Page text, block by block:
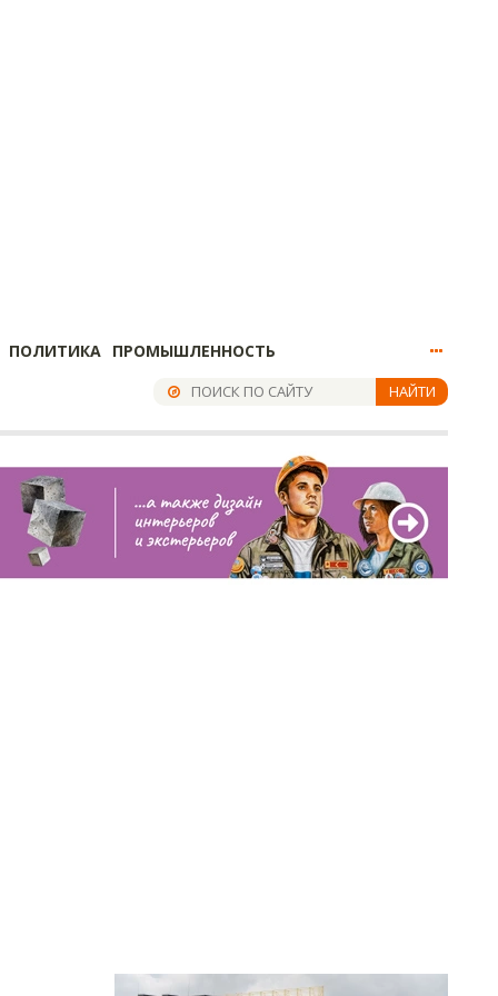
ПОЛИТИКА ПРОМЫШЛЕННОСТЬ
НАЙТИ